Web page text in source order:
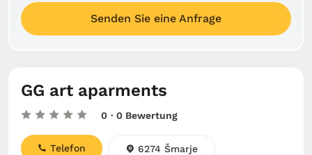
Senden Sie eine Anfrage
GG art aparments
0 · 0 Bewertung
Telefon 6274 Šmarje